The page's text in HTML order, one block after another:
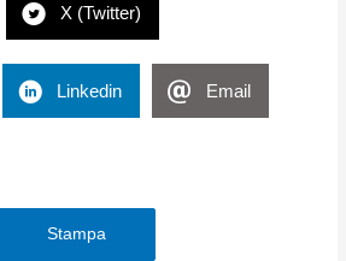
X (Twitter)
Linkedin Email
Stampa